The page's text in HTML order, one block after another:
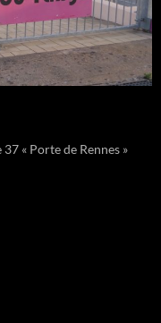
« Porte de Rennes »